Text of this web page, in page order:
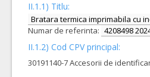
II.1.1) Titlu:
Bratara termica imprimabila cu
Numar de referinta: 4208498
II.1.2) Cod CPV principal:
30191140-7 Accesorii de